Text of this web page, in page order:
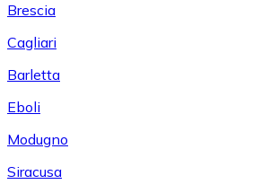
Brescia
Cagliari
Barletta
Eboli
Modugno
Siracusa